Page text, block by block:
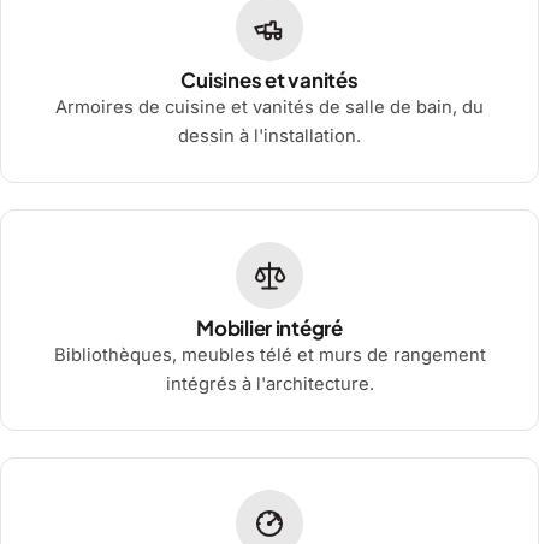
Cuisines et vanités
Armoires de cuisine et vanités de salle de bain, du
dessin à l'installation.
Mobilier intégré
Bibliothèques, meubles télé et murs de rangement
intégrés à l'architecture.